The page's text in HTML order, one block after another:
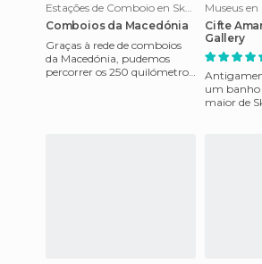
Estações de Comboio en Skopje
Comboios da Macedónia
Graças à rede de comboios
da Macedónia, pudemos
percorrer os 250 quilómetros
Museus en
Cifte
Gallery
um banho
maior de